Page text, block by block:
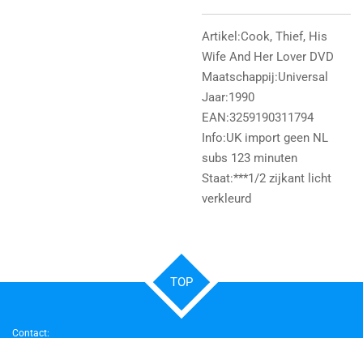
Artikel:Cook, Thief, His
Wife And Her Lover DVD
Maatschappij:Universal
Jaar:1990
EAN:3259190311794
Info:UK import geen NL
subs 123 minuten
Staat:***1/2 zijkant licht
verkleurd
TOP
Contact: